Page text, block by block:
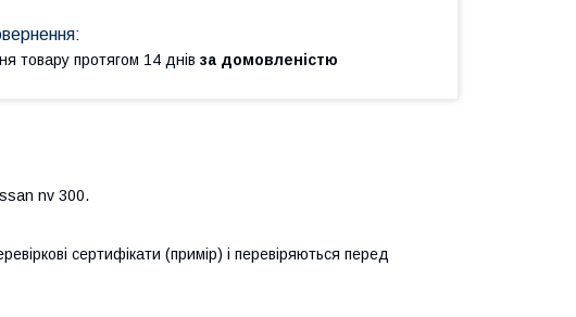
товару протягом 14 днів за домовленістю
nv 300.
сертифікати (примір) і перевіряються перед